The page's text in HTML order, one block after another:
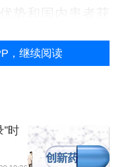
势和国内患者获
药品首发价格机
商保创新药目录
严格的价格保密
，继续阅读
时